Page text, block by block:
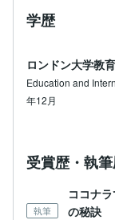
学歴
ロンドン大学教
Education and
年12月
受賞歴・執
執筆
ココナ
の秘訣